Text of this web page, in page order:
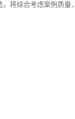
将综合考虑案例质